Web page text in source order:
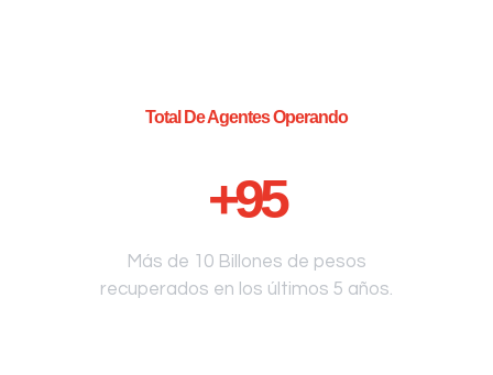
Total De Agentes Operando
+95
Más de 10 Billones de pesos
recuperados en los últimos 5 años.